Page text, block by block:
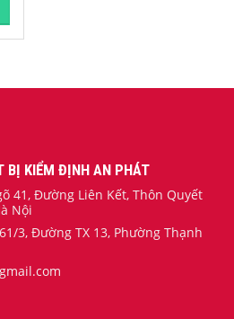
BỊ KIỂM ĐỊNH AN PHÁT
41, Đường Liên Kết, Thôn Quyết
Nội
3, Đường TX 13, Phường Thạnh